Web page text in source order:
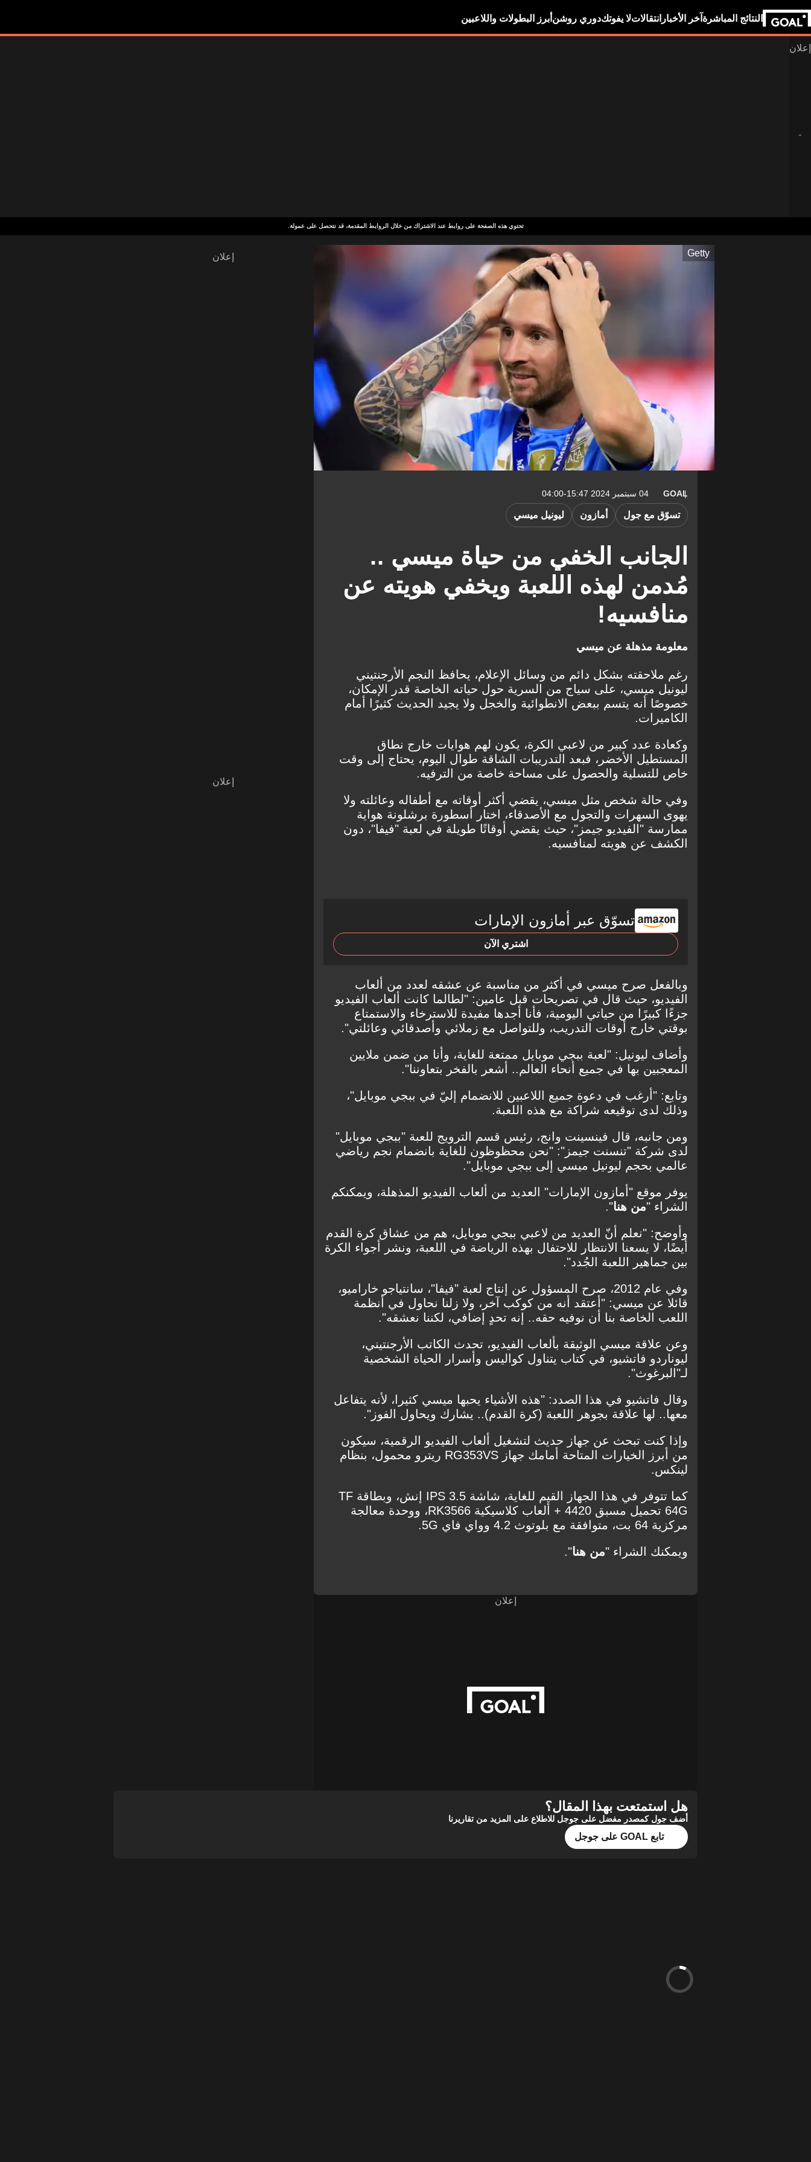
النتائج المباشرة آخر الأخبار انتقالاتلا يفوتكدوري روشن أبرز البطولات واللاعبين
تحتوي هذه الصفحة على روابط عند الاشتراك من خلال الروابط المقدمة، قد نتحصل على عمولة.
Getty
GOAL 04 سبتمبر 2024 15:47-04:00
الجانب الخفي من حياة ميسي ..
مُدمن لهذه اللعبة ويخفي هويته عن
منافسيه!
تسوّق مع جول أمازون ليونيل ميسي
معلومة مذهلة عن ميسي
رغم ملاحقته بشكل دائم من وسائل الإعلام، يحافظ النجم الأرجنتيني
ليونيل ميسي، على سياج من السرية حول حياته الخاصة قدر الإمكان،
خصوصًا أنه يتسم ببعض الانطوائية والخجل ولا يجيد الحديث كثيرًا أمام
الكاميرات.
وكعادة عدد كبير من لاعبي الكرة، يكون لهم هوايات خارج نطاق
المستطيل الأخضر، فبعد التدريبات الشاقة طوال اليوم، يحتاج إلى وقت
خاص للتسلية والحصول على مساحة خاصة من الترفيه.
وفي حالة شخص مثل ميسي، يقضي أكثر أوقاته مع أطفاله وعائلته ولا
يهوى السهرات والتجول مع الأصدقاء، اختار أسطورة برشلونة هواية
ممارسة "الفيديو جيمز"، حيث يقضي أوقاتًا طويلة في لعبة "فيفا"، دون
الكشف عن هويته لمنافسيه.
تسوّق عبر أمازون الإمارات
اشتري الآن
وبالفعل صرح ميسي في أكثر من مناسبة عن عشقه لعدد من ألعاب
الفيديو، حيث قال في تصريحات قبل عامين: "لطالما كانت ألعاب الفيديو
جزءًا كبيرًا من حياتي اليومية، فأنا أجدها مفيدة للاسترخاء والاستمتاع
بوقتي خارج أوقات التدريب، وللتواصل مع زملائي وأصدقائي وعائلتي".
وأضاف ليونيل: "لعبة ببجي موبايل ممتعة للغاية، وأنا من ضمن ملايين
المعجبين بها في جميع أنحاء العالم.. أشعر بالفخر بتعاوننا".
وتابع: "أرغب في دعوة جميع اللاعبين للانضمام إليّ في ببجي موبايل"،
وذلك لدى توقيعه شراكة مع هذه اللعبة.
ومن جانبه، قال فينسينت وانج، رئيس قسم الترويج للعبة "ببجي موبايل"
لدى شركة "تنسنت جيمز": "نحن محظوظون للغاية بانضمام نجم رياضي
عالمي بحجم ليونيل ميسي إلى ببجي موبايل".
يوفر موقع "أمازون الإمارات" العديد من ألعاب الفيديو المذهلة، ويمكنكم
الشراء "من هنا".
وأوضح: "نعلم أنّ العديد من لاعبي ببجي موبايل، هم من عشاق كرة القدم
أيضًا، لا يسعنا الانتظار للاحتفال بهذه الرياضة في اللعبة، ونشر أجواء الكرة
بين جماهير اللعبة الجُدد".
وفي عام 2012، صرح المسؤول عن إنتاج لعبة "فيفا"، سانتياجو خاراميو،
قائلا عن ميسي: "أعتقد أنه من كوكب آخر، ولا زلنا نحاول في أنظمة
اللعب الخاصة بنا أن نوفيه حقه.. إنه تحدٍ إضافي، لكننا نعشقه".
وعن علاقة ميسي الوثيقة بألعاب الفيديو، تحدث الكاتب الأرجنتيني،
ليوناردو فاتشيو، في كتاب يتناول كواليس وأسرار الحياة الشخصية
لـ"البرغوث".
وقال فاتشيو في هذا الصدد: "هذه الأشياء يحبها ميسي كثيرا، لأنه يتفاعل
معها.. لها علاقة بجوهر اللعبة (كرة القدم).. يشارك ويحاول الفوز".
وإذا كنت تبحث عن جهاز حديث لتشغيل ألعاب الفيديو الرقمية، سيكون
من أبرز الخيارات المتاحة أمامك جهاز RG353VS ريترو محمول، بنظام
لينكس.
كما تتوفر في هذا الجهاز القيم للغاية، شاشة IPS 3.5 إنش، وبطاقة TF
64G تحميل مسبق 4420 + ألعاب كلاسيكية RK3566، ووحدة معالجة
مركزية 64 بت، متوافقة مع بلوتوث 4.2 وواي فاي 5G.
ويمكنك الشراء "من هنا".
إعلان
هل استمتعت بهذا المقال؟
أضف جول كمصدر مفضل على جوجل للاطلاع على المزيد من تقاريرنا
تابع GOAL على جوجل